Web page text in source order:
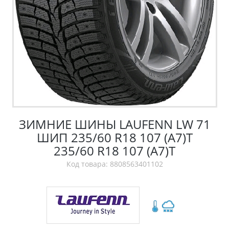
ЗИМНИЕ ШИНЫ LAUFENN LW 71
ШИП 235/60 R18 107 (A7)T
235/60 R18 107 (A7)T
Код товара: 8808563401102